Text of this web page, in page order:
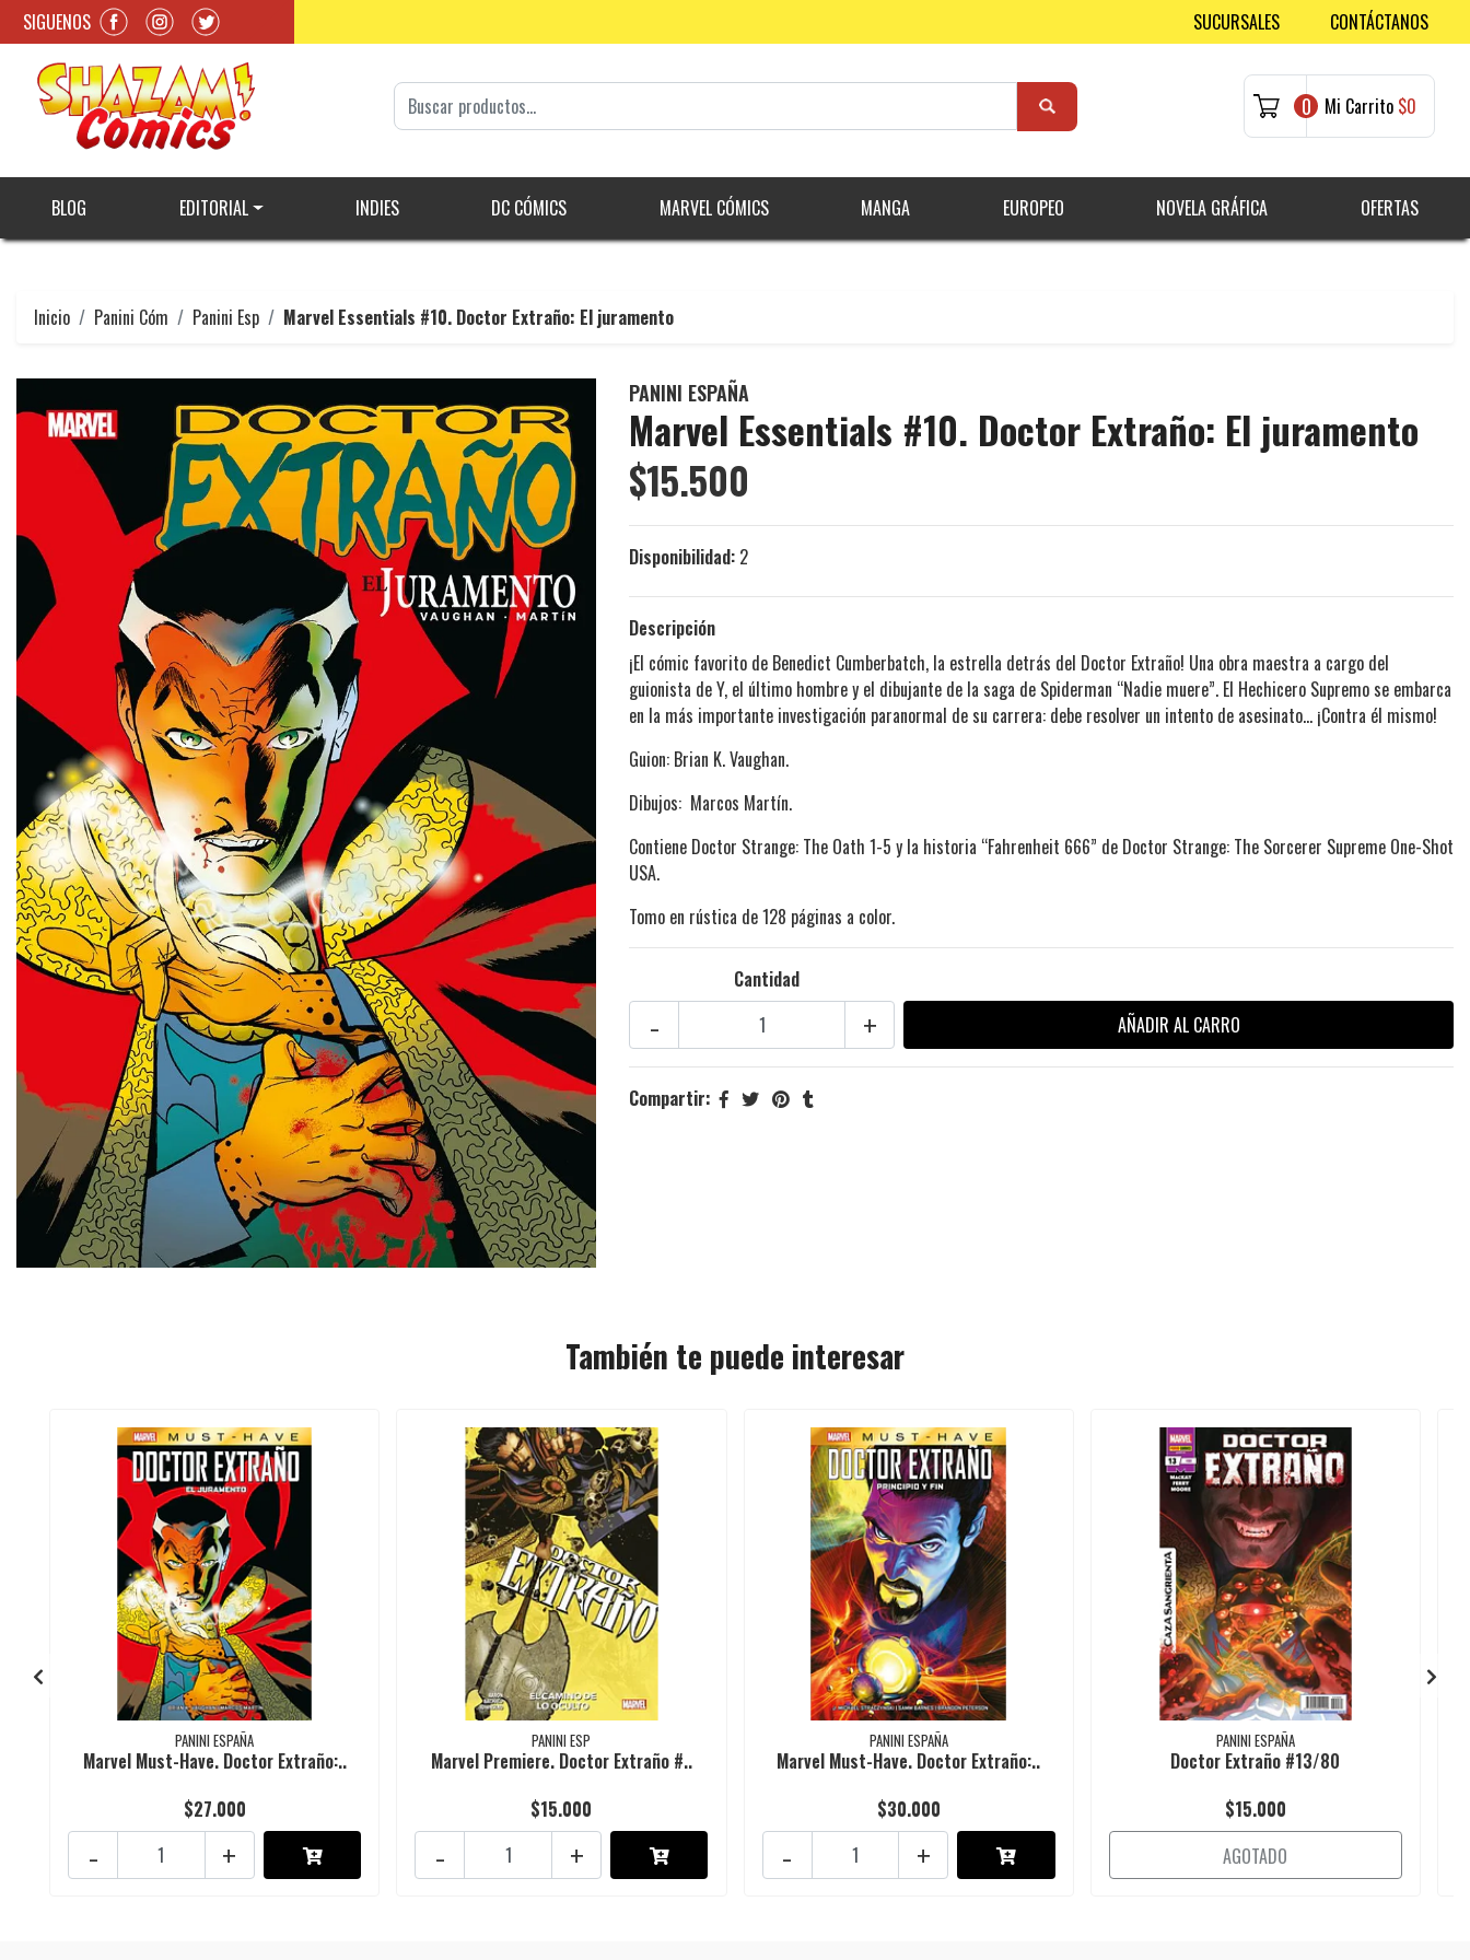
SIGUENOS SUCURSALES CONTÁCTANOS
0 Mi Carrito $0
BLOG EDITORIAL INDIES DC CÓMICS MARVEL CÓMICS MANGA EUROPEO NOVELA GRÁFICA OFERTAS
Inicio Panini Cóm Panini Esp Marvel Essentials #10. Doctor Extraño: El juramento
PANINI ESPAÑA
Marvel Essentials #10. Doctor Extraño: El juramento
$15.500
Disponibilidad: 2
Descripción
¡El cómic favorito de Benedict Cumberbatch, la estrella detrás del Doctor Extraño! Una obra maestra a cargo del
guionista de Y, el último hombre y el dibujante de la saga de Spiderman “Nadie muere”. El Hechicero Supremo se embarca
en la más importante investigación paranormal de su carrera: debe resolver un intento de asesinato... ¡Contra él mismo!
Guion: Brian K. Vaughan.
Dibujos: Marcos Martín.
Contiene Doctor Strange: The Oath 1-5 y la historia “Fahrenheit 666” de Doctor Strange: The Sorcerer Supreme One-Shot
USA.
Tomo en rústica de 128 páginas a color.
Cantidad
+
-
Compartir:
También te puede interesar
PANINI ESPAÑA
Marvel Must-Have. Doctor Extraño:..
$27.000
+
-
PANINI ESP
Marvel Premiere. Doctor Extraño #..
$15.000
+
-
PANINI ESPAÑA
Marvel Must-Have. Doctor Extraño:..
$30.000
+
-
PANINI ESPAÑA
Doctor Extraño #13/80
$15.000
AGOTADO